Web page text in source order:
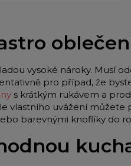
vysoké nároky. Musí
pro případ, že
s krátkým rukávem a
vlastního uvážení
barevnými knoflíky do